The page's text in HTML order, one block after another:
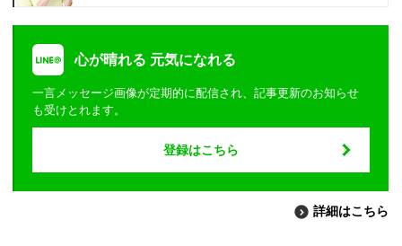
心が晴れる 元気になれる
一言メッセージ画像が定期的に配信され、記事更新のお知らせ
も受けとれます。
登録はこちら
詳細はこちら